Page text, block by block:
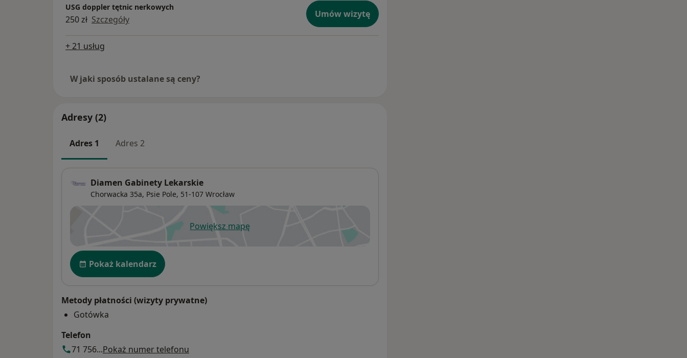
USG doppler tętnic nerkowych
250 zł Szczegóły Umów wizytę
+ 21 usług
W jaki sposób ustalane są ceny?
Adresy (2)
Adres 1 Adres 2
Diamen Gabinety Lekarskie
Chorwacka 35a, Psie Pole, 51-107 Wrocław
Powiększ mapęotwiera się w nowej karcie
Dostępność
Pokaż kalendarz
Metody płatności (wizyty prywatne)
Gotówka
Telefon
71 756...Pokaż numer telefonu